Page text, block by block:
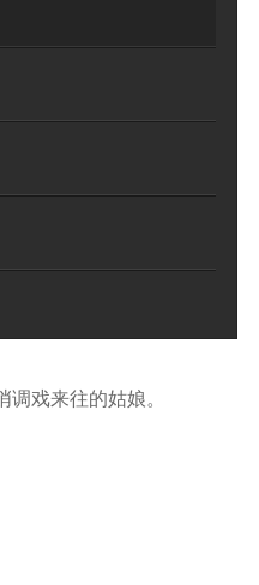
戏来往的姑娘。